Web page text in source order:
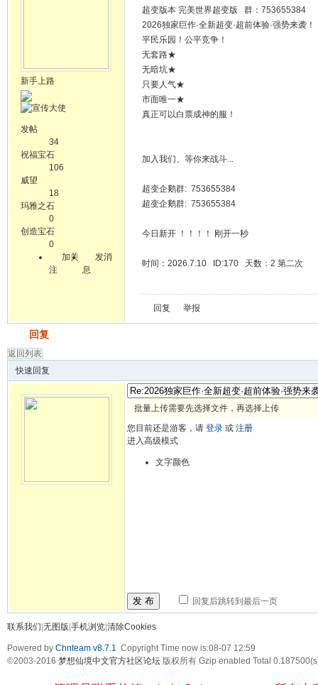
新手上路
发帖
34
祝福宝石
106
威望
18
玛雅之石
0
创造宝石
0
加关
注
发消
息
超变版本 完美世界超变版 群：753655384
2026独家巨作·全新超变·超前体验·强势来袭！
平民乐园！公平竞争！
无套路★
无暗坑★
只要人气★
市面唯一★
真正可以白票成神的服！
加入我们、等你来战斗...
超变企鹅群: 753655384
超变企鹅群: 753655384
今日新开 ！！！！ 刚开一秒
时间：2026.7.10 ID:170 天数：2 第二次
回复 举报
回复
返回列表
快速回复
批量上传需要先选择文件，再选择上传
您目前还是游客，请 登录 或 注册
进入高级模式
文字颜色
发 布 回复后跳转到最后一页
联系我们 无图版 手机浏览 清除Cookies
Powered by Chnteam v8.7.1 Copyright Time now is:08-07 12:59
©2003-2016 梦想仙境中文官方社区论坛 版权所有 Gzip enabled Total